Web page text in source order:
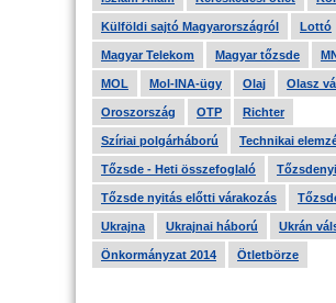
Külföldi sajtó Magyarországról Lottó
Magyar Telekom Magyar tőzsde
MOL Mol-INA-ügy Olaj Olasz
Oroszország OTP Richter
Szíriai polgárháború Technikai
Tőzsde - Heti összefoglaló
Tőzsde nyitás előtti várakozás
Ukrajna Ukrajnai háború Ukrán
Önkormányzat 2014 Ötletbörze